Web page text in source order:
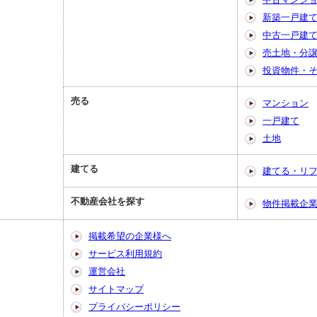
新築一戸建て
中古一戸建て
売土地・分
投資物件・
売る
マンション
一戸建て
土地
建てる 建てる・リ
不動産会社を探す 物件掲載企
掲載希望の企業様へ
サービス利用規約
運営会社
サイトマップ
プライバシーポリシー